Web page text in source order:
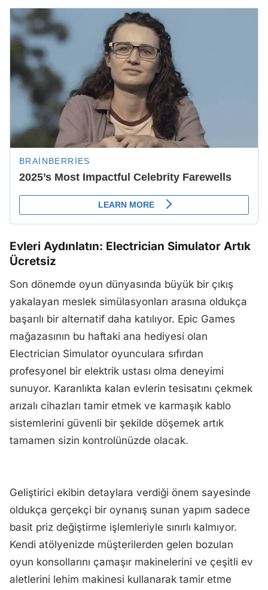
Evleri Aydınlatın: Electrician Simulator Artık
Ücretsiz
Son dönemde oyun dünyasında büyük bir çıkış
yakalayan meslek simülasyonları arasına oldukça
başarılı bir alternatif daha katılıyor. Epic Games
mağazasının bu haftaki ana hediyesi olan
Electrician Simulator oyunculara sıfırdan
profesyonel bir elektrik ustası olma deneyimi
sunuyor. Karanlıkta kalan evlerin tesisatını çekmek
arızalı cihazları tamir etmek ve karmaşık kablo
sistemlerini güvenli bir şekilde döşemek artık
tamamen sizin kontrolünüzde olacak.
Geliştirici ekibin detaylara verdiği önem sayesinde
oldukça gerçekçi bir oynanış sunan yapım sadece
basit priz değiştirme işlemleriyle sınırlı kalmıyor.
Kendi atölyenizde müşterilerden gelen bozulan
oyun konsollarını çamaşır makinelerini ve çeşitli ev
aletlerini lehim makinesi kullanarak tamir etme